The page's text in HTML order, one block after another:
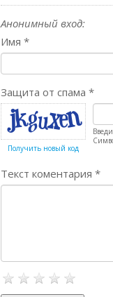
Анонимный вход:
Имя *
Защита от спама *
Получить новый код
Текст коментария *